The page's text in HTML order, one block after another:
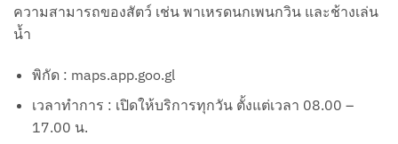
ความสามารถของสัตว์ เช่น พาเหรดนกเพนกวิน และช้างเล่น
น้ำ
พิกัด : maps.app.goo.gl
เวลาทำการ : เปิดให้บริการทุกวัน ตั้งแต่เวลา 08.00 –
17.00 น.